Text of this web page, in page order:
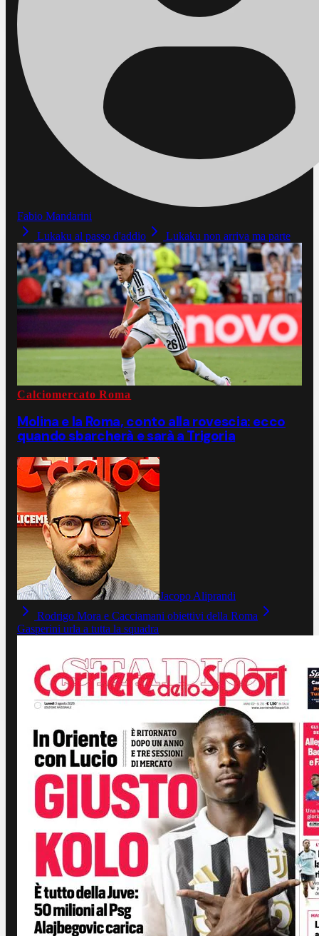
Fabio Mandarini
Lukaku al passo d'addio
Lukaku non arriva ma parte
Calciomercato Roma
Molina e la Roma, conto alla rovescia: ecco
quando sbarcherà e sarà a Trigoria
Jacopo Aliprandi
Rodrigo Mora e Cacciamani obiettivi della Roma
Gasperini urla a tutta la squadra